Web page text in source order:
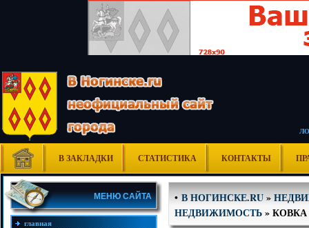
В ЗАКЛАДКИ СТАТИСТИКА КОНТАКТЫ
МЕНЮ САЙТА
главная
•В НОГИНСКЕ.RU»
НЕДВИЖИМОСТЬ» КОВКА